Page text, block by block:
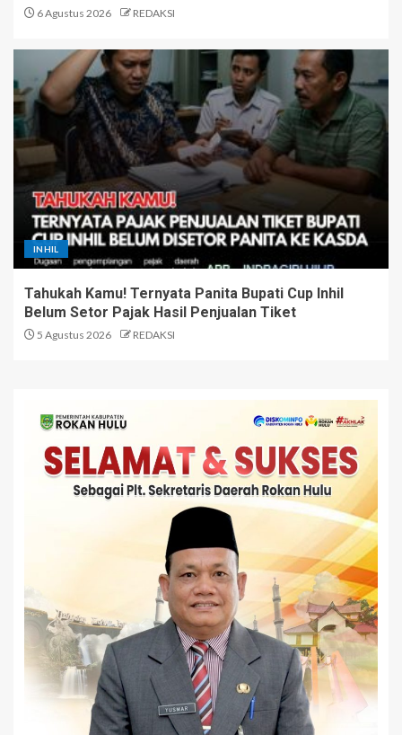
6 Agustus 2026 REDAKSI
INHIL
Tahukah Kamu! Ternyata Panita Bupati Cup Inhil
Belum Setor Pajak Hasil Penjualan Tiket
5 Agustus 2026 REDAKSI